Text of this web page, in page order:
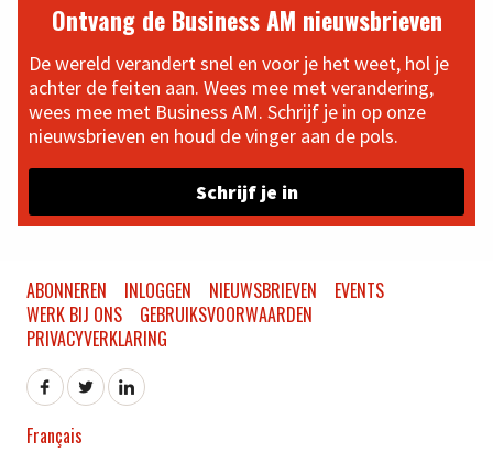
Ontvang de Business AM nieuwsbrieven
De wereld verandert snel en voor je het weet, hol je
achter de feiten aan. Wees mee met verandering,
wees mee met Business AM. Schrijf je in op onze
nieuwsbrieven en houd de vinger aan de pols.
Schrijf je in
ABONNEREN INLOGGEN NIEUWSBRIEVEN
EVENTS
WERK BIJ ONS
GEBRUIKSVOORWAARDEN
PRIVACYVERKLARING
Français